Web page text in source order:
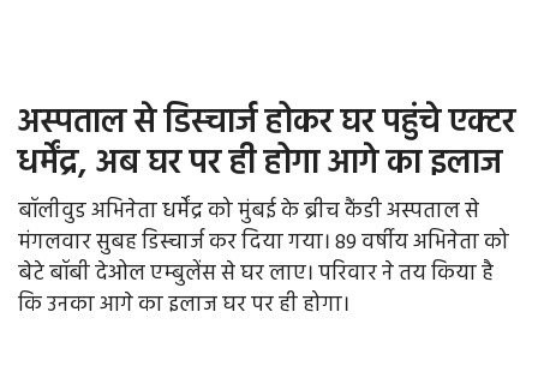
Office Office
Farm & Food
Opinion
अस्पताल से डिस्चार्ज होकर घर पहुंचे एक्टर
धर्मेंद्र, अब घर पर ही होगा आगे का इलाज
बॉलीवुड अभिनेता धर्मेंद्र को मुंबई के ब्रीच कैंडी अस्पताल से
मंगलवार सुबह डिस्चार्ज कर दिया गया। 89 वर्षीय अभिनेता को
बेटे बॉबी देओल एम्बुलेंस से घर लाए। परिवार ने तय किया है
कि उनका आगे का इलाज घर पर ही होगा।